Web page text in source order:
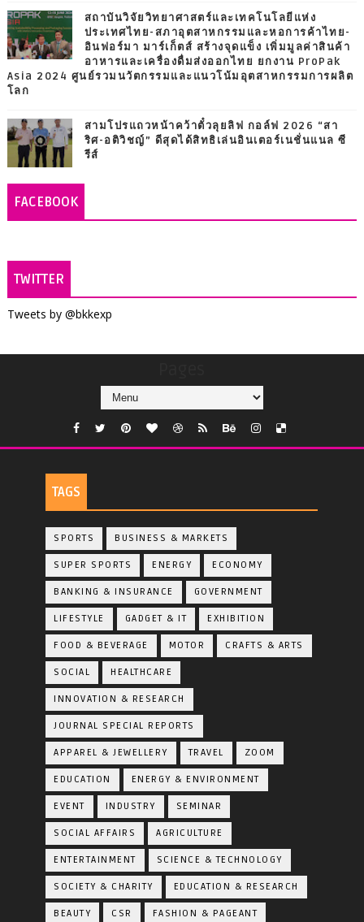
สถาบันวิจัยวิทยาศาสตร์และเทคโนโลยีแห่ง
ประเทศไทย-สภาอุตสาหกรรมและหอการค้าไทย-
อินฟอร์มา มาร์เก็ตส์ สร้างจุดแข็ง เพิ่มมูลค่าสินค้า
อาหารและเครื่องดื่มส่งออกไทย ยกงาน ProPak
Asia 2024 ศูนย์รวมนวัตกรรมและแนวโน้มอุตสาหกรรมการผลิต
โลก
สามโปรแถวหน้าคว้าตั๋วลุยลิฟ กอล์ฟ 2026 “สา
ริศ-อติวิชญ์” ดีสุดได้สิทธิเล่นอินเตอร์เนชั่นแนล ซี
รีส์
FACEBOOK
TWITTER
Tweets by @bkkexp
TAGS
SPORTS BUSINESS & MARKETS
SUPER SPORTS ENERGY ECONOMY
BANKING & INSURANCE GOVERNMENT
LIFESTYLE GADGET & IT EXHIBITION
FOOD & BEVERAGE MOTOR CRAFTS & ARTS
SOCIAL HEALTHCARE
INNOVATION & RESEARCH
JOURNAL SPECIAL REPORTS
APPAREL & JEWELLERY TRAVEL ZOOM
EDUCATION ENERGY & ENVIRONMENT
EVENT INDUSTRY SEMINAR
SOCIAL AFFAIRS AGRICULTURE
ENTERTAINMENT SCIENCE & TECHNOLOGY
SOCIETY & CHARITY EDUCATION & RESEARCH
BEAUTY CSR FASHION & PAGEANT